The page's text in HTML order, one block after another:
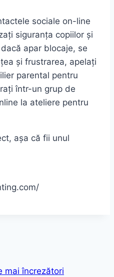
sociale on-line
siguranța copiilor și
apar blocaje, se
și frustrarea, apelați
parental pentru
într-un grup de
la ateliere pentru
așa că fii unul
mai încrezători